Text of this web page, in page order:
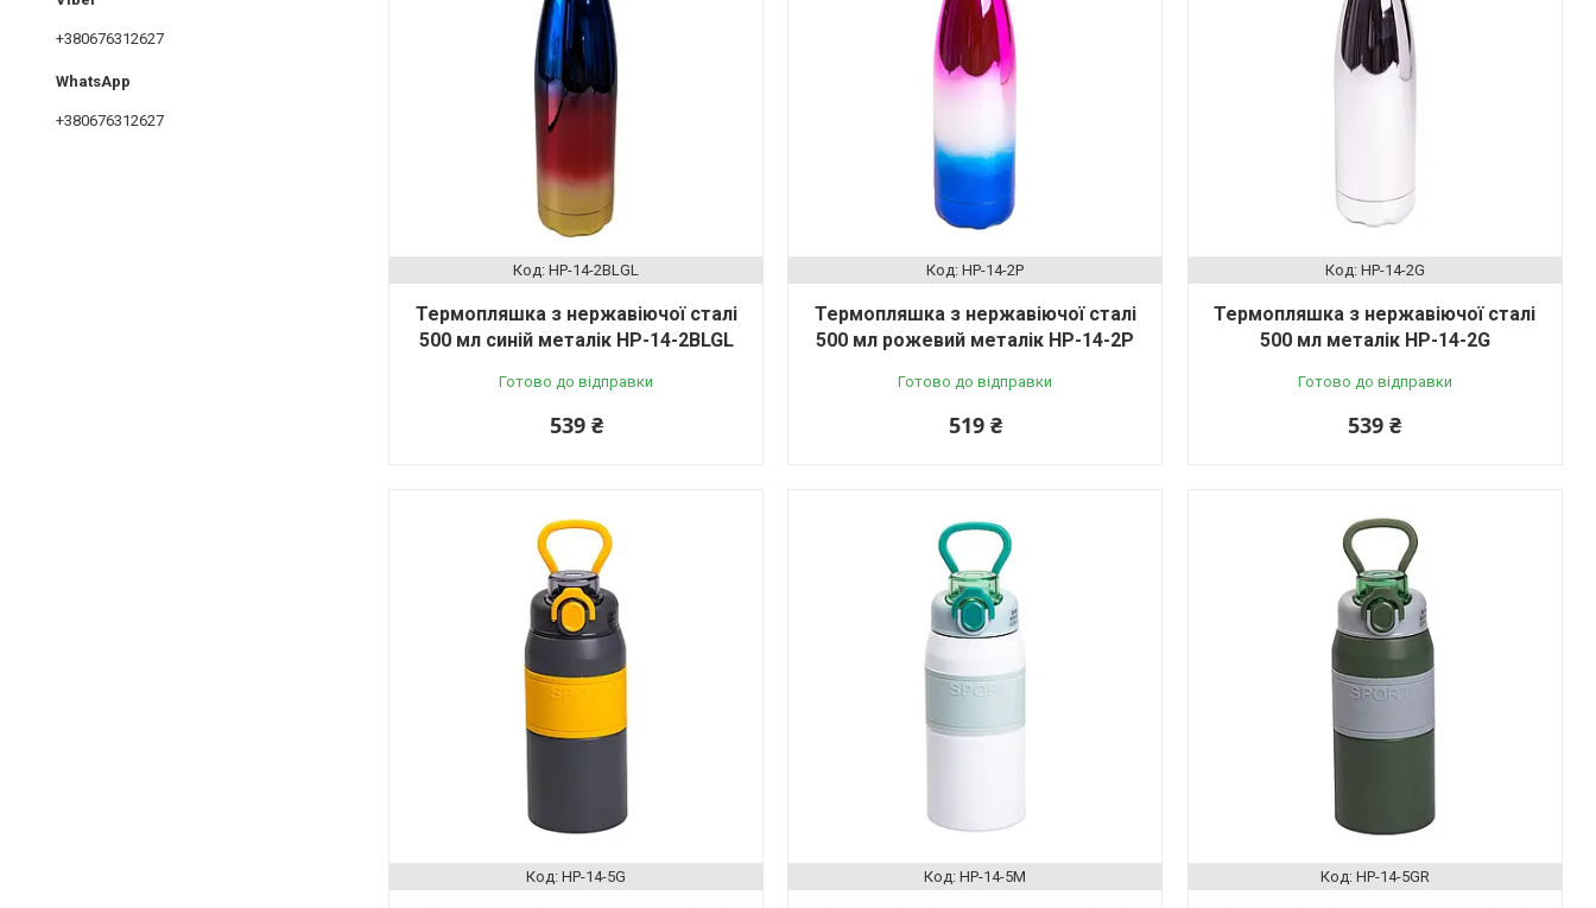
HP-14-2BLGL
Термопляшка з нержавіючої сталі
500 мл синій металік HP-14-2BLGL
Готово до відправки
539 ₴
HP-14-2P
Термопляшка з нержавіючої сталі
500 мл рожевий металік HP-14-2P
Готово до відправки
519 ₴
HP-14-2G
Термопляшка з нержавіючої сталі
500 мл металік HP-14-2G
Готово до відправки
539 ₴
HP-14-5G HP-14-5M HP-14-5GR
+380676312627
+380676312627